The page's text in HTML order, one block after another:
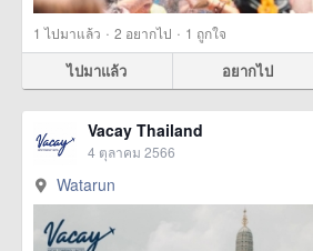
1 ไปมาแล้ว · 2 อยากไป · 1 ถูกใจ
ไปมาแล้ว อยากไป
Vacay Thailand
4 ตุลาคม 2566
Watarun